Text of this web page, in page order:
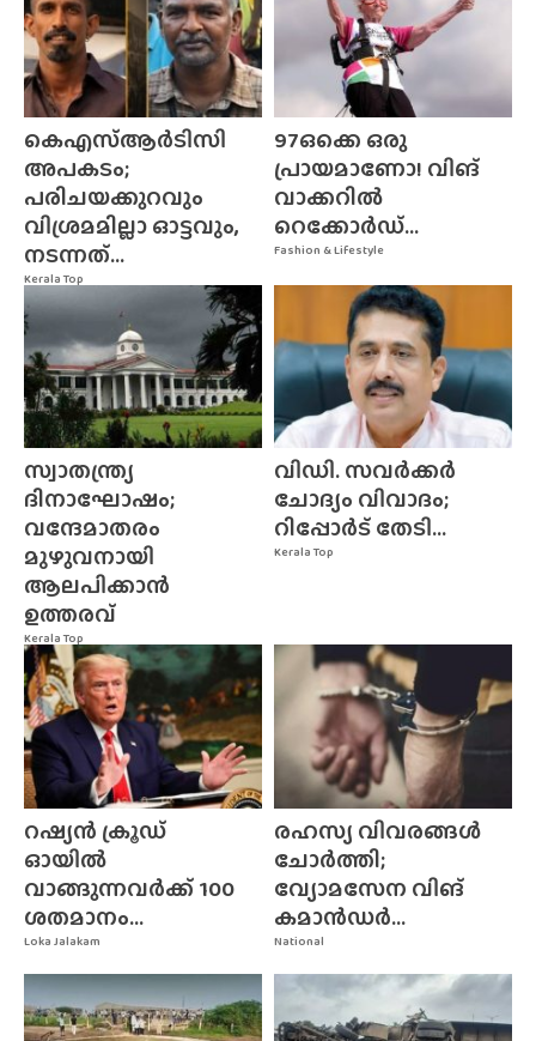
Kerala Top
കെഎസ്ആർടിസി
അപകടം;
പരിചയക്കുറവും
വിശ്രമമില്ലാ ഓട്ടവും,
നടന്നത്...
Fashion & Lifestyle
97ഒക്കെ ഒരു
പ്രായമാണോ! വിങ്
വാക്കറിൽ
റെക്കോർഡ്...
Kerala Top
സ്വാതന്ത്ര്യ
ദിനാഘോഷം;
വന്ദേമാതരം
മുഴുവനായി
ആലപിക്കാൻ
ഉത്തരവ്
Kerala Top
വിഡി. സവർക്കർ
ചോദ്യം വിവാദം;
റിപ്പോർട് തേടി...
Loka Jalakam
റഷ്യൻ ക്രൂഡ്
ഓയിൽ
വാങ്ങുന്നവർക്ക് 100
ശതമാനം...
National
രഹസ്യ വിവരങ്ങൾ
ചോർത്തി;
വ്യോമസേന വിങ്‌
കമാൻഡർ...